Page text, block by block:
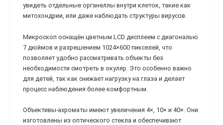
увидеть отдельные органеллы внутри клеток, такие как
митохондрии, или даже наблюдать структуры вирусов.
Микроскоп оснащён цветным LCD дисплеем с диагональю
7 дюймов и разрешением 1024×600 пикселей, что
позволяет удобно рассматривать объекты без
необходимости смотреть в окуляр. Это особенно важно
для детей, так как снижает нагрузку на глаза и делает
процесс наблюдения более комфортным.
Объективы-ахроматы имеют увеличения 4×, 10× и 40×. Они
изготовлены из оптического стекла и обеспечивают